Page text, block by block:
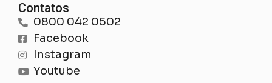
Contatos
0800 042 0502
Facebook
Instagram
Youtube